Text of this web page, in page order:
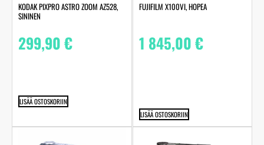
KODAK PIXPRO ASTRO ZOOM AZ528,
SININEN
299,90€
LISÄÄ OSTOSKORIIN
FUJIFILM X100VI, HOPEA
1 845,00€
LISÄÄ OSTOSKORIIN